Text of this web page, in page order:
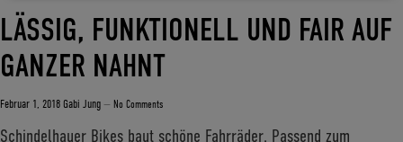
LÄSSIG, FUNKTIONELL UND FAIR AUF
GANZER NAHNT
Februar 1, 2018Gabi Jung — No Comments
Schindelhauer Bikes baut schöne Fahrräder. Passend zum